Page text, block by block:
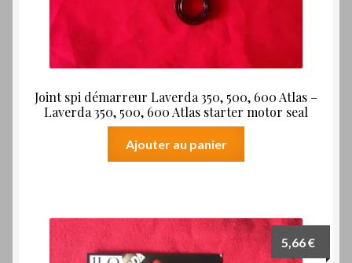
Joint spi démarreur Laverda 350, 500, 600 Atlas –
Laverda 350, 500, 600 Atlas starter motor seal
Ajouter au panier
5,66€